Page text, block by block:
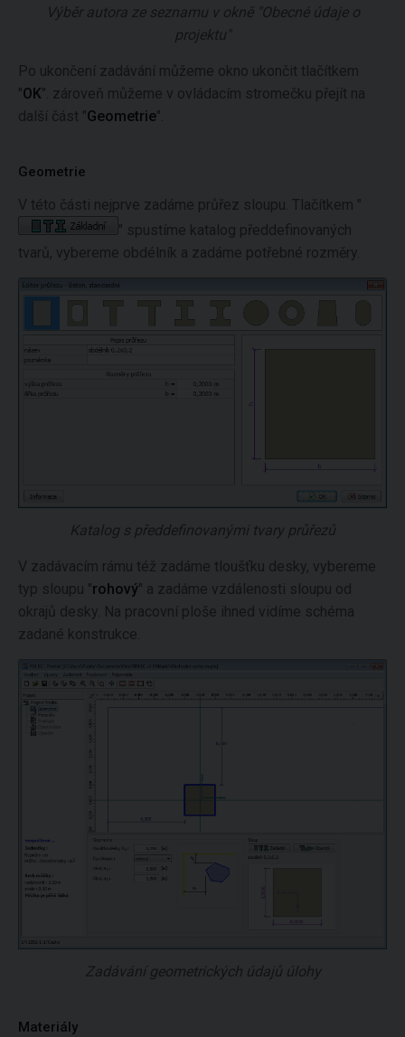
Výběr autora ze seznamu v okně "Obecné údaje o
projektu"
Po ukončení zadávání můžeme okno ukončit tlačítkem
"OK". zároveň můžeme v ovládacím stromečku přejít na
další část "Geometrie".
Geometrie
V této části nejprve zadáme průřez sloupu. Tlačítkem "
" spustíme katalog předdefinovaných
tvarů, vybereme obdélník a zadáme potřebné rozměry.
Katalog s předdefinovanými tvary průřezů
V zadávacím rámu též zadáme tloušťku desky, vybereme
typ sloupu "rohový" a zadáme vzdálenosti sloupu od
okrajů desky. Na pracovní ploše ihned vidíme schéma
zadané konstrukce.
Zadávání geometrických údajů úlohy
Materiály